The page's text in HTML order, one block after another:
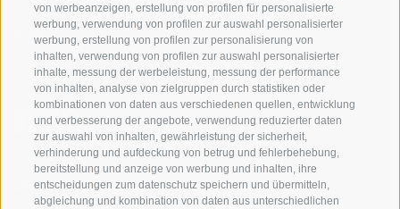
von werbeanzeigen, erstellung von profilen für personalisierte
werbung, verwendung von profilen zur auswahl personalisierter
werbung, erstellung von profilen zur personalisierung von
inhalten, verwendung von profilen zur auswahl personalisierter
inhalte, messung der werbeleistung, messung der performance
von inhalten, analyse von zielgruppen durch statistiken oder
kombinationen von daten aus verschiedenen quellen, entwicklung
und verbesserung der angebote, verwendung reduzierter daten
zur auswahl von inhalten, gewährleistung der sicherheit,
verhinderung und aufdeckung von betrug und fehlerbehebung,
bereitstellung und anzeige von werbung und inhalten, ihre
entscheidungen zum datenschutz speichern und übermitteln,
abgleichung und kombination von daten aus unterschiedlichen
Tourismusgenossenschaft Gsiesertal - Welsberg - Taisten in
Südtirol
St. Martin 10a I-39030 Gsiesertal
Sei jederzeit informiert und up to date!